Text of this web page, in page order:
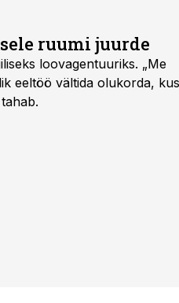
ruumi juurde
loovagentuuriks. „Me
eeltöö vältida olukorda, kus